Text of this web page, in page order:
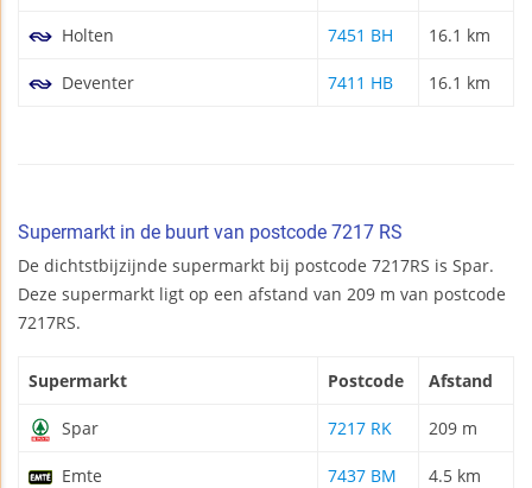
Holten 7451 BH 16.1 km
Deventer 7411 HB 16.1 km
Supermarkt in de buurt van postcode 7217 RS
De dichtstbijzijnde supermarkt bij postcode 7217RS is Spar.
Deze supermarkt ligt op een afstand van 209 m van postcode
7217RS.
Supermarkt Postcode Afstand
Spar 7217 RK 209 m
Emte 7437 BM 4.5 km